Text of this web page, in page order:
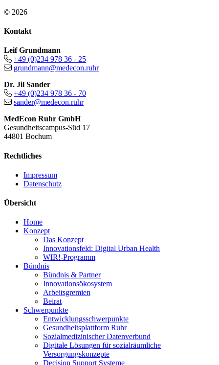
© 2026
Kontakt
Leif Grundmann
+49 (0)234 978 36 - 25
grundmann@medecon.ruhr
Dr. Jil Sander
+49 (0)234 978 36 - 70
sander@medecon.ruhr
MedEcon Ruhr GmbH
Gesundheitscampus-Süd 17
44801 Bochum
Rechtliches
Impressum
Datenschutz
Übersicht
Home
Konzept
Das Konzept
Innovationsfeld: Digital Urban Health
WIR!-Programm
Bündnis
Bündnis & Partner
Innovationsökosystem
Arbeitsgremien
Beirat
Schwerpunkte
Entwicklungsschwerpunkte
Gesundheitsplattform Ruhr
Sozialmedizinischer Datenverbund
Digitale Lösungen für sozialräumliche
Versorgungskonzepte
Decision Support Systeme